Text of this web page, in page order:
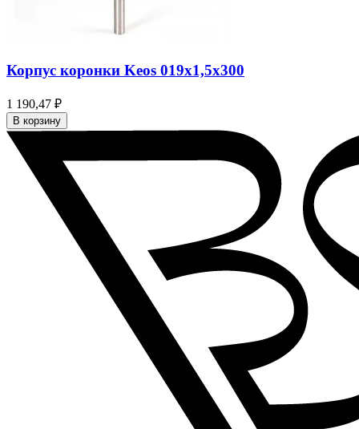
Корпус коронки Keos 019x1,5x300
1 190,47 ₽
В корзину